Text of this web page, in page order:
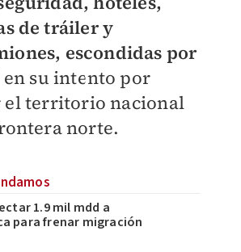
de tráiler y
escondidas por
en su intento por
el territorio nacional
norte.
1.9 mil mdd a
para frenar migración